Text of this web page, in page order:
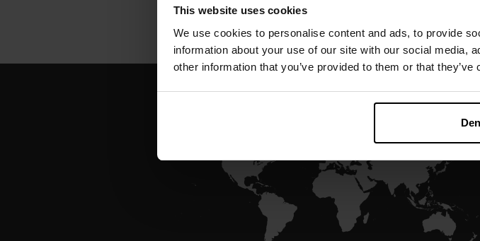
This website uses cookies
We use cookies to personalise content and ads, to provide
information about your use of our site with our social media,
other information that you’ve provided to them or that